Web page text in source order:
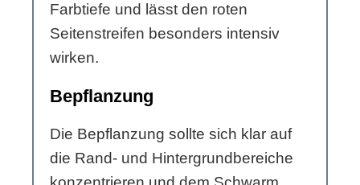
Farbtiefe und lässt den roten
Seitenstreifen besonders intensiv
wirken.
Bepflanzung
Die Bepflanzung sollte sich klar auf
die Rand- und Hintergrundbereiche